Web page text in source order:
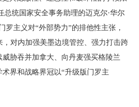
统国家安全事务助理的迈克尔·华尔
主义对“外部势力”的排他性主张，
对内加强美墨边境管控、强力打击跨
胁吞并加拿大、向丹麦强买格陵兰
界和战略界冠以“升级版门罗主